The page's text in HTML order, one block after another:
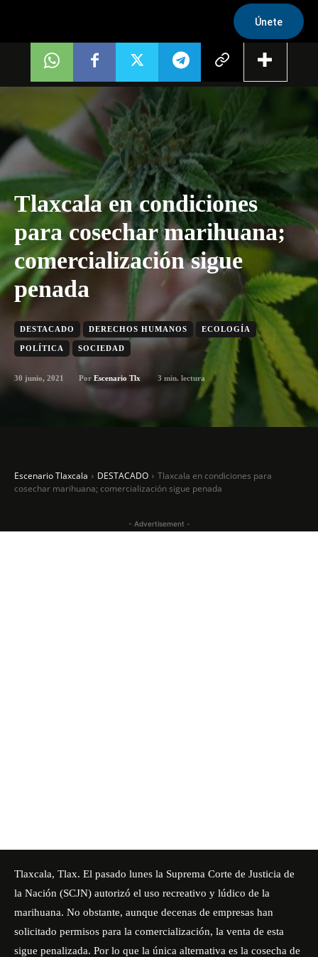
Únete
Tlaxcala en condiciones
para cosechar marihuana;
comercialización sigue
penada
DESTACADO DERECHOS HUMANOS ECOLOGÍA
POLÍTICA SOCIEDAD
30 junio, 2021 Por Escenario Tlx 3 min. lectura
Escenario Tlaxcala DESTACADO
Tlaxcala en condiciones para
cosechar marihuana; comercialización sigue penada
- Advertisement -
Tlaxcala, Tlax. El pasado lunes la Suprema Corte de Justicia de
la Nación (SCJN) autorizó el uso recreativo y lúdico de la
marihuana. No obstante, aunque decenas de empresas han
solicitado permisos para la comercialización, la venta de esta
sigue penalizada. Por lo que la única alternativa es la cosecha de